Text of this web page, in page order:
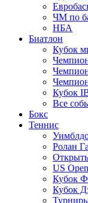
ЧМ по
НБА
Биатлон
Кубок
Кубок
Все
Бокс
Теннис
Ролан
US Open
Кубок
Кубок